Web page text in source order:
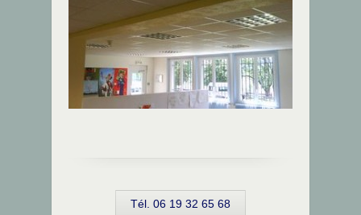
Tél. 06 19 32 65 68